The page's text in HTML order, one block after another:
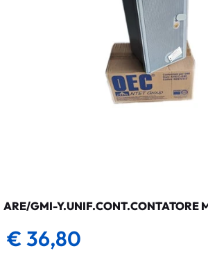
ARE/GMI-Y.UNIF.CONT.CONTATORE
€ 36,80